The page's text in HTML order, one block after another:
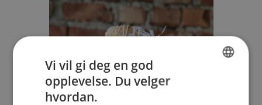
Vi vil gi deg en god
opplevelse. Du velger
hvordan.